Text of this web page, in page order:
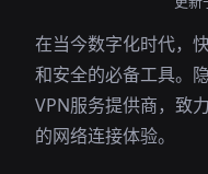
在当今数字化时代，
和安全的必备工具。
VPN服务提供商，致
的网络连接体验。